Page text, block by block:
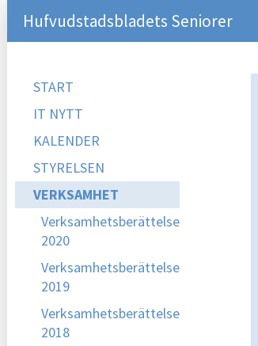
Hufvudstadsbladets Seniorer
START
IT NYTT
KALENDER
STYRELSEN
VERKSAMHET
Verksamhetsberättelse
2020
Verksamhetsberättelse
2019
Verksamhetsberättelse
2018